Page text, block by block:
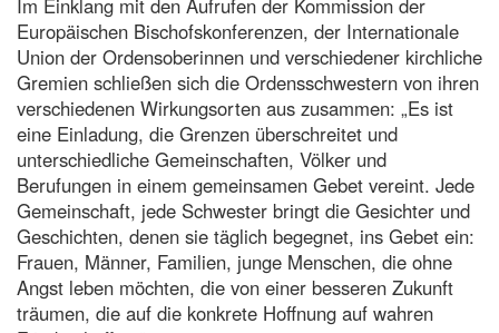
Im Einklang mit den Aufrufen der Kommission der
Europäischen Bischofskonferenzen, der Internationale
Union der Ordensoberinnen und verschiedener kirchliche
Gremien schließen sich die Ordensschwestern von ihren
verschiedenen Wirkungsorten aus zusammen: „Es ist
eine Einladung, die Grenzen überschreitet und
unterschiedliche Gemeinschaften, Völker und
Berufungen in einem gemeinsamen Gebet vereint. Jede
Gemeinschaft, jede Schwester bringt die Gesichter und
Geschichten, denen sie täglich begegnet, ins Gebet ein:
Frauen, Männer, Familien, junge Menschen, die ohne
Angst leben möchten, die von einer besseren Zukunft
träumen, die auf die konkrete Hoffnung auf wahren